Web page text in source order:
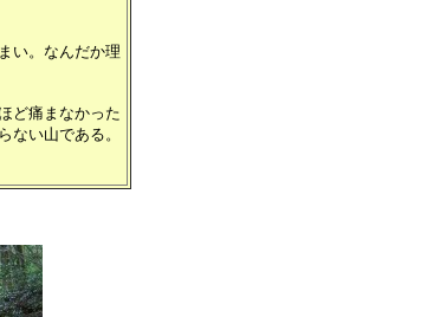
い。なんだか理
ど痛まなかった
ない山である。